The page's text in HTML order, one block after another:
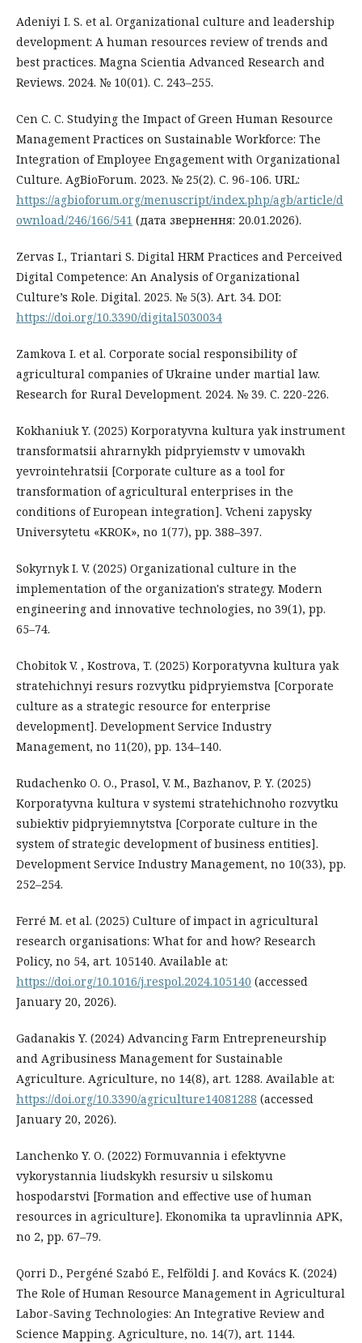
Adeniyi I. S. et al. Organizational culture and leadership
development: A human resources review of trends and
best practices. Magna Scientia Advanced Research and
Reviews. 2024. № 10(01). С. 243–255.
Cen C. C. Studying the Impact of Green Human Resource
Management Practices on Sustainable Workforce: The
Integration of Employee Engagement with Organizational
Culture. AgBioForum. 2023. № 25(2). С. 96-106. URL:
https://agbioforum.org/menuscript/index.php/agb/article/d
ownload/246/166/541 (дата звернення: 20.01.2026).
Zervas I., Triantari S. Digital HRM Practices and Perceived
Digital Competence: An Analysis of Organizational
Culture’s Role. Digital. 2025. № 5(3). Art. 34. DOI:
https://doi.org/10.3390/digital5030034
Zamkova I. et al. Corporate social responsibility of
agricultural companies of Ukraine under martial law.
Research for Rural Development. 2024. № 39. С. 220-226.
Kokhaniuk Y. (2025) Korporatyvna kultura yak instrument
transformatsii ahrarnykh pidpryiemstv v umovakh
yevrointehratsii [Corporate culture as a tool for
transformation of agricultural enterprises in the
conditions of European integration]. Vcheni zapysky
Universytetu «KROK», no 1(77), pp. 388–397.
Sokyrnyk I. V. (2025) Organizational culture in the
implementation of the organization's strategy. Modern
engineering and innovative technologies, no 39(1), pp.
65–74.
Chobitok V. , Kostrova, T. (2025) Korporatyvna kultura yak
stratehichnyi resurs rozvytku pidpryiemstva [Corporate
culture as a strategic resource for enterprise
development]. Development Service Industry
Management, no 11(20), pp. 134–140.
Rudachenko O. O., Prasol, V. M., Bazhanov, P. Y. (2025)
Korporatyvna kultura v systemi stratehichnoho rozvytku
subiektiv pidpryiemnytstva [Corporate culture in the
system of strategic development of business entities].
Development Service Industry Management, no 10(33), pp.
252–254.
Ferré M. et al. (2025) Culture of impact in agricultural
research organisations: What for and how? Research
Policy, no 54, art. 105140. Available at:
https://doi.org/10.1016/j.respol.2024.105140 (accessed
January 20, 2026).
Gadanakis Y. (2024) Advancing Farm Entrepreneurship
and Agribusiness Management for Sustainable
Agriculture. Agriculture, no 14(8), art. 1288. Available at:
https://doi.org/10.3390/agriculture14081288 (accessed
January 20, 2026).
Lanchenko Y. O. (2022) Formuvannia i efektyvne
vykorystannia liudskykh resursiv u silskomu
hospodarstvi [Formation and effective use of human
resources in agriculture]. Ekonomika ta upravlinnia APK,
no 2, pp. 67–79.
Qorri D., Pergéné Szabó E., Felföldi J. and Kovács K. (2024)
The Role of Human Resource Management in Agricultural
Labor-Saving Technologies: An Integrative Review and
Science Mapping. Agriculture, no. 14(7), art. 1144.